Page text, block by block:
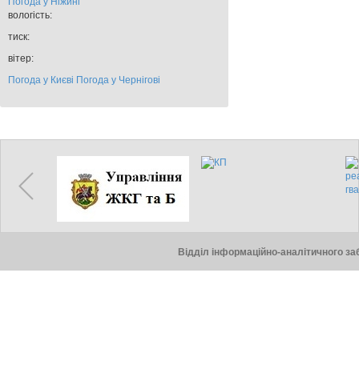
вологість:
тиск:
вітер:
Погода у Києві Погода у Чернігові
Відділ інформаційно-аналітичного